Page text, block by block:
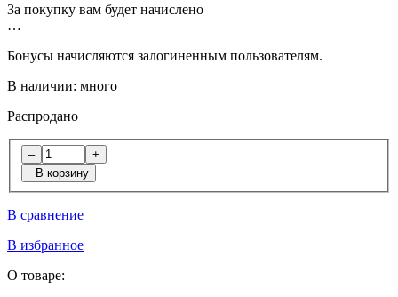
За покупку вам будет начислено
…
Бонусы начисляются залогиненным пользователям.
В наличии: много
Распродано
–
+
В корзину
В сравнение
В избранное
О товаре: